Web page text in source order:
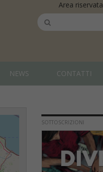
Area riservata
NEWS CONTATTI
SOTTOSCRIZIONI